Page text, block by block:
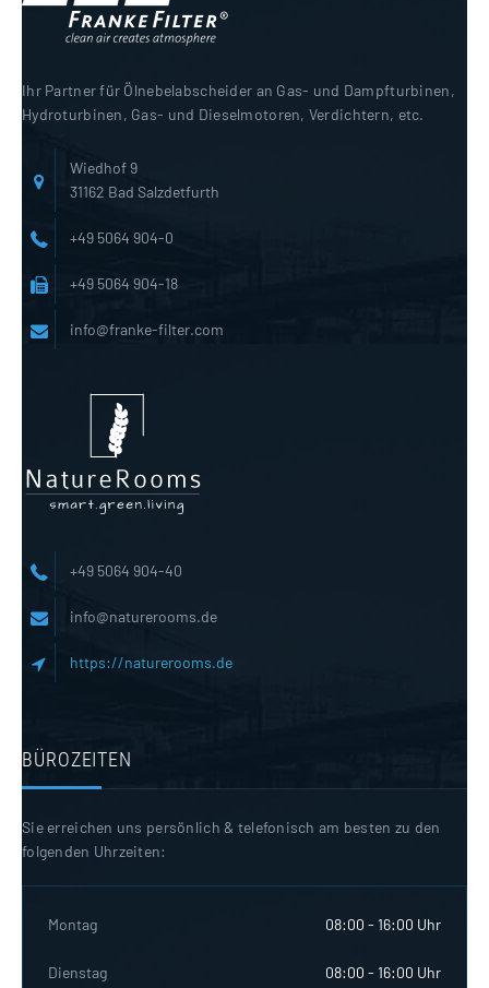
Ihr Partner für Ölnebelabscheider an Gas- und Dampfturbinen,
Hydroturbinen, Gas- und Dieselmotoren, Verdichtern, etc.
Wiedhof 9
31162 Bad Salzdetfurth
+49 5064 904-0
+49 5064 904-18
info@franke-filter.com
+49 5064 904-40
info@naturerooms.de
https://naturerooms.de
BÜROZEITEN
Sie erreichen uns persönlich & telefonisch am besten zu den
folgenden Uhrzeiten:
Montag 08:00 - 16:00 Uhr
Dienstag 08:00 - 16:00 Uhr